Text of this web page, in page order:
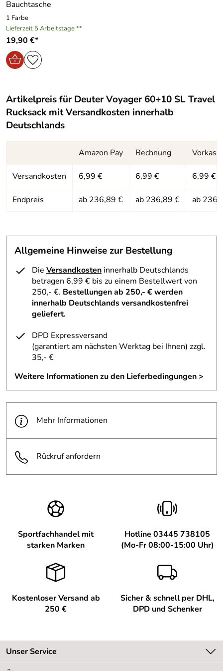
Hersteller: deuter Sport GmbH, Daimlerstraße 23, 86368
Gersthofen, https://www.deuter.com
Bauchtasche
1 Farbe
Lieferzeit 5 Arbeitstage **
19,90 €*
Artikelpreis fürDeuter Voyager 60+10 SL Travel
Rucksack mit Versandkosten innerhalb
Deutschlands
Amazon Pay Rechnung
Versandkosten 6,99 € 6,99 € 6,99 €
Endpreis ab 236,89 € ab 236,89 € ab
Allgemeine Hinweise zur Bestellung
Die Versandkosten innerhalb Deutschlands
betragen 6,99 € bis zu einem Bestellwert von
250,- €. Bestellungen ab 250,- € werden
innerhalb Deutschlands versandkostenfrei
geliefert.
DPD Expressversand
(garantiert am nächsten Werktag bei Ihnen) zzgl.
35,- €
Weitere Informationen zu den Lieferbedingungen >
Mehr Informationen
Rückruf anfordern
Sportfachhandel mit
starken Marken
Hotline 03445 738105
(Mo-Fr 08:00-15:00 Uhr)
Kostenloser Versand ab
250 €
Sicher & schnell per DHL,
DPD und Schenker
Unser Service